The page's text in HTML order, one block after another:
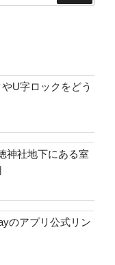
U字ロックをどう
神社地下にある室
のアプリ公式リン